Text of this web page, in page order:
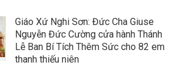
Giáo Xứ Nghi Sơn: Đức Cha Giuse
Nguyễn Đức Cường cửa hành Thánh
Lễ Ban Bí Tích Thêm Sức cho 82 em
thanh thiếu niên